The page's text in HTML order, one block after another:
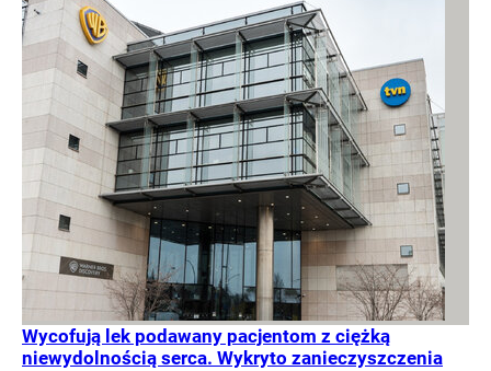
Wycofują lek podawany pacjentom z ciężką
niewydolnością serca. Wykryto zanieczyszczenia